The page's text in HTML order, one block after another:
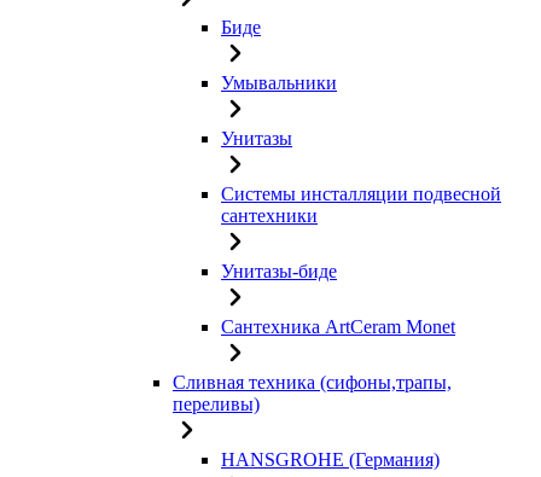
Биде
Умывальники
Унитазы
Системы инсталляции подвесной
сантехники
Унитазы-биде
Сантехника ArtCeram Monet
Сливная техника (сифоны,трапы,
переливы)
HANSGROHE (Германия)